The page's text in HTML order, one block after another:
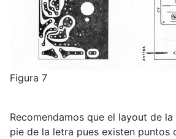
Figura 7
Recomendamos que el layout de
pie de la letra pues existen puntos